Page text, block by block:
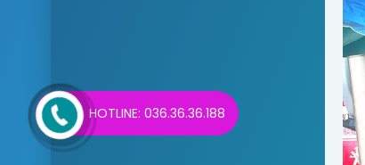
HOTLINE: 036.36.36.188